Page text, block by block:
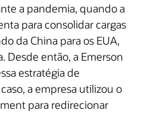
a pandemia, quando a
para consolidar cargas
da China para os EUA,
Desde então, a Emerson
estratégia de
a empresa utilizou o
para redirecionar